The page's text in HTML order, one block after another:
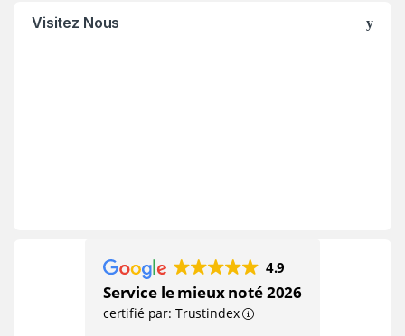
Visitez Nous
4.9
Service le mieux noté 2026
certifié par: Trustindex